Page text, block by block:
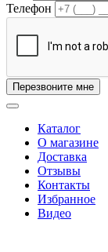
Телефон
Перезвоните мне
Каталог
О магазине
Доставка
Отзывы
Контакты
Избранное
Видео